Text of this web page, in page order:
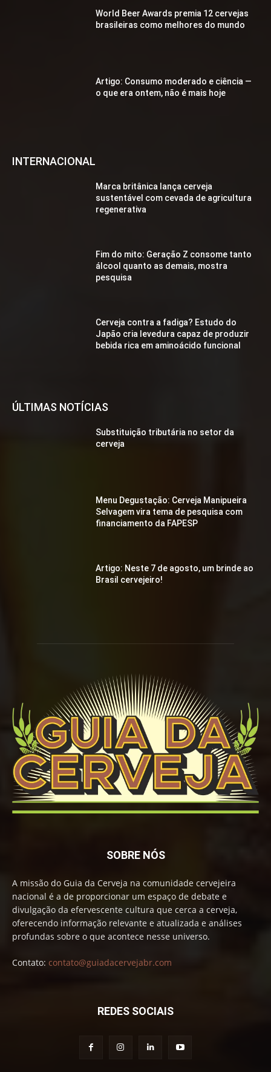
World Beer Awards premia 12 cervejas
brasileiras como melhores do mundo
Artigo: Consumo moderado e ciência —
o que era ontem, não é mais hoje
INTERNACIONAL
Marca britânica lança cerveja
sustentável com cevada de agricultura
regenerativa
Fim do mito: Geração Z consome tanto
álcool quanto as demais, mostra
pesquisa
Cerveja contra a fadiga? Estudo do
Japão cria levedura capaz de produzir
bebida rica em aminoácido funcional
ÚLTIMAS NOTÍCIAS
Substituição tributária no setor da
cerveja
Menu Degustação: Cerveja Manipueira
Selvagem vira tema de pesquisa com
financiamento da FAPESP
Artigo: Neste 7 de agosto, um brinde ao
Brasil cervejeiro!
SOBRE NÓS
A missão do Guia da Cerveja na comunidade cervejeira
nacional é a de proporcionar um espaço de debate e
divulgação da efervescente cultura que cerca a cerveja,
oferecendo informação relevante e atualizada e análises
profundas sobre o que acontece nesse universo.
Contato: contato@guiadacervejabr.com
REDES SOCIAIS